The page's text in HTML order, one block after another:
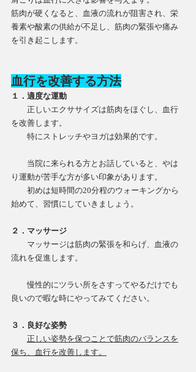
筋肉が硬くなると、血液の流れが阻害され、栄
養素や酸素の供給が不足し、筋肉の緊張や痛み
を引き起こします。
血行を改善する方法
１．適度な運動
正しいエクササイズは筋肉をほぐし、血行
を改善します。
特にストレッチやヨガは効果的です。
当院に来られる方とお話していると、やは
り運動が苦手な方が多い印象があります。
初めは短時間の20分程のウォーキングから
始めて、習慣にしていきましょう。
２．マッサージ
マッサージは筋肉の緊張を和らげ、血液の
流れを促進します。
慢性的にツラい所をさすってやるだけでも
良いので暇な時にやってみてください。
３．良好な姿勢
正しい姿勢を保つことで筋肉のバランスを
保ち、血行を改善します。